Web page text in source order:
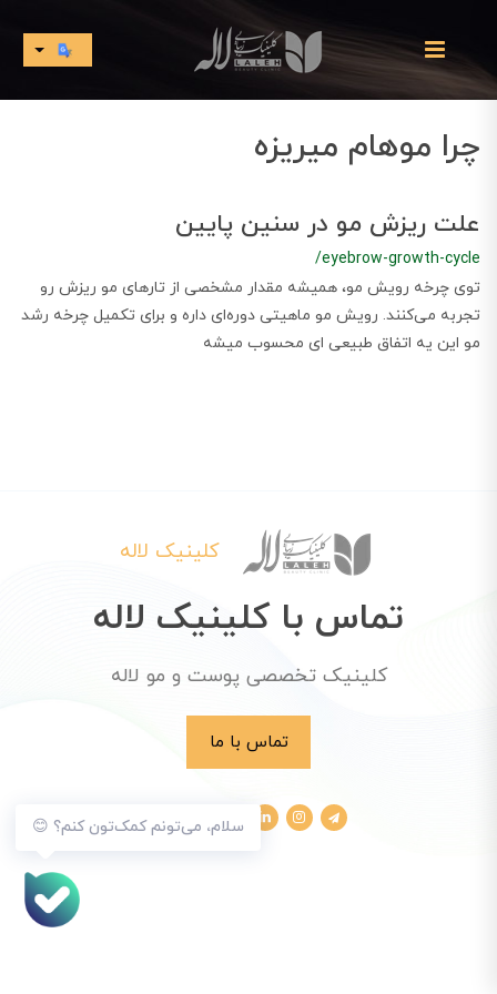
چرا موهام میریزه
علت ریزش مو در سنین پایین
/eyebrow-growth-cycle
توی چرخه رویش مو، همیشه مقدار مشخصی از تارهای مو ریزش رو
تجربه می‌کنند. رویش مو ماهیتی دوره‌ای داره و برای تکمیل چرخه رشد
مو این یه اتفاق طبیعی ای محسوب میشه
سلام، می‌تونم کمک‌تون کنم؟ 😊
کلینیک لاله
تماس با کلینیک لاله
کلینیک تخصصی پوست و مو لاله
تماس با ما